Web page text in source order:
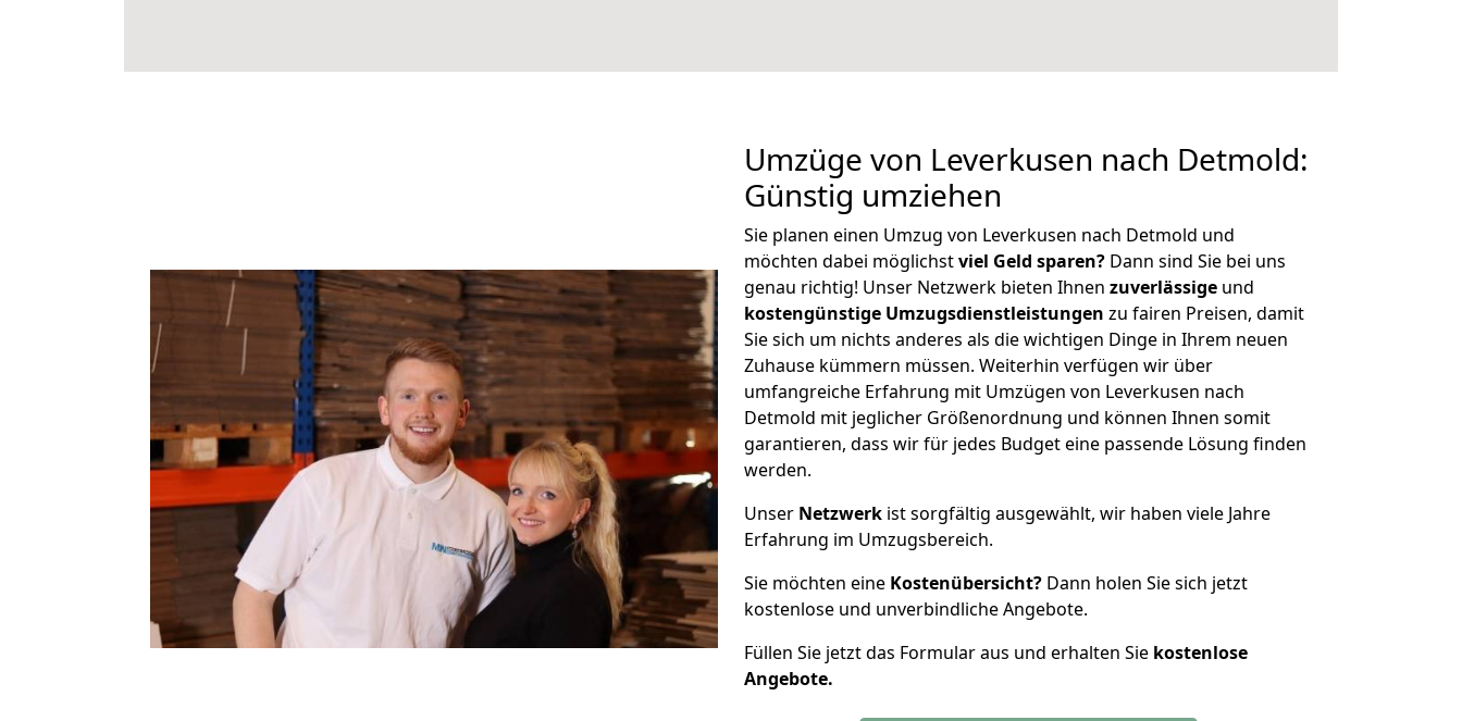
Umzüge von Leverkusen nach Detmold:
Günstig umziehen
Sie planen einen Umzug von Leverkusen nach Detmold und
möchten dabei möglichstviel Geld sparen? Dann sind Sie bei uns
genau richtig! Unser Netzwerk bieten Ihnen zuverlässige und
kostengünstige Umzugsdienstleistungen zu fairen Preisen, damit
Sie sich um nichts anderes als die wichtigen Dinge in Ihrem neuen
Zuhause kümmern müssen. Weiterhin verfügen wir über
umfangreiche Erfahrung mit Umzügen von Leverkusen nach
Detmold mit jeglicher Größenordnung und können Ihnen somit
garantieren, dass wir für jedes Budget eine passende Lösung finden
werden.
Unser Netzwerk ist sorgfältig ausgewählt, wir haben viele Jahre
Erfahrung im Umzugsbereich.
Sie möchten eine Kostenübersicht? Dann holen Sie sich jetzt
kostenlose und unverbindliche Angebote.
Füllen Sie jetzt das Formular aus und erhalten Sie kostenlose
Angebote.